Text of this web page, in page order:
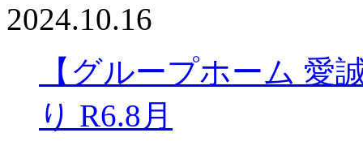
2024.10.16
【グループホーム 愛
り R6.8月